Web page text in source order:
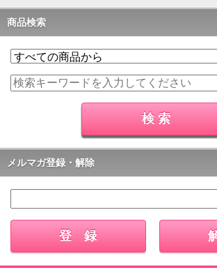
商品検索
メルマガ登録・解除